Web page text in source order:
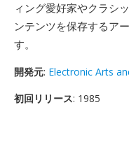
ィング愛好家やクラシ
ンテンツを保存するア
す。
開発元: Electronic Arts
初回リリース: 1985